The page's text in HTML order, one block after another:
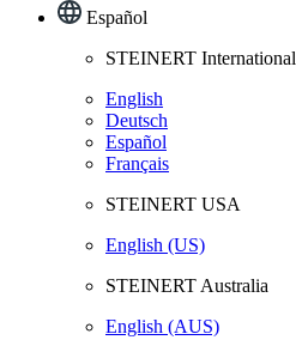
Español
STEINERT International
English
Deutsch
Español
Français
STEINERT USA
English (US)
STEINERT Australia
English (AUS)